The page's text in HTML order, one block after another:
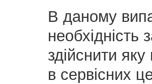
В даному
необхідність
здійснити
в сервісних